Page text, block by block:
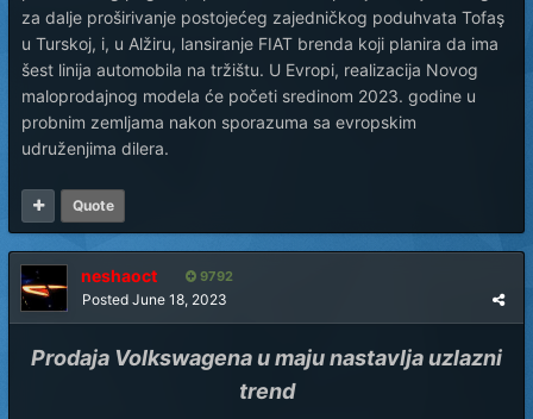
za dalje proširivanje postojećeg zajedničkog poduhvata Tofaş
u Turskoj, i, u Alžiru, lansiranje FIAT brenda koji planira da ima
šest linija automobila na tržištu. U Evropi, realizacija Novog
maloprodajnog modela će početi sredinom 2023. godine u
probnim zemljama nakon sporazuma sa evropskim
udruženjima dilera.
Quote
neshaoct 9792
Posted June 18, 2023
Prodaja Volkswagena u maju nastavlja uzlazni
trend